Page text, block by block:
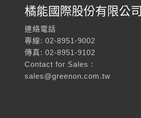
橘能國際股份有限公司
連絡電話
專線: 02-8951-9002
傳真: 02-8951-9102
Contact for Sales :
sales@greenon.com.tw